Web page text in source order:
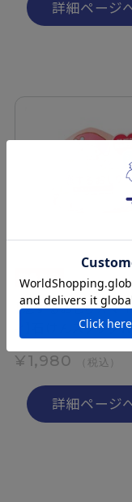
詳細ページ
【恋するおしり×マ
ィ】石けんスクラブ A
¥1,980 （税込）
詳細ページ